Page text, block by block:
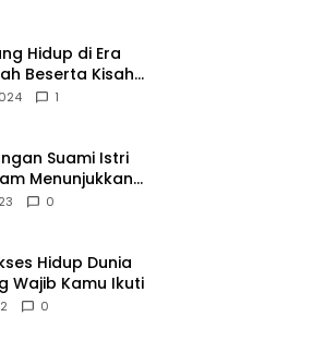
Hidup di Era
Beserta Kisah
1
Suami Istri
Menunjukkan
Di Publik
0
Hidup Dunia
Wajib Kamu Ikuti
0